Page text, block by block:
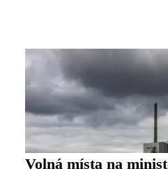
Volná místa na